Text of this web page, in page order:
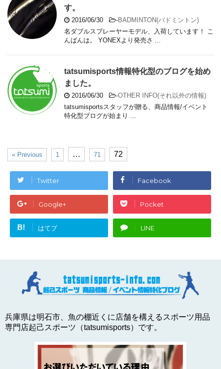
す。
2016/06/30 -BADMINTON(バドミントン)
名ダブルスプレーヤーモデル、入荷しています！ こ
んばんは。 YONEXより発売さ ...
tatsumisports情報特化型のブログを始め
ました。
2016/06/30 -OTHER INFO(それ以外の情報)
tatsumisportsスタッフが贈る、商品情報/イベント
特化型ブログが始まり ...
« Previous 1 … 71 72
Twitter Facebook
Google+ Pocket
B! はてブ LINE
兵庫県は明石市、魚の棚近くに店舗を構えるスポーツ用品
専門店起己スポーツ（tatsumisports）です。